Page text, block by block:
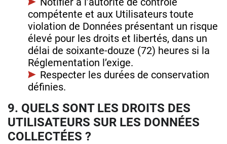
compétente et aux Utilisateurs toute
violation de Données présentant un risque
élevé pour les droits et libertés, dans un
délai de soixante-douze (72) heures si la
Réglementation l’exige.
Respecter les durées de conservation
définies.
9. QUELS SONT LES DROITS DES
UTILISATEURS SUR LES DONNÉES
COLLECTÉES ?